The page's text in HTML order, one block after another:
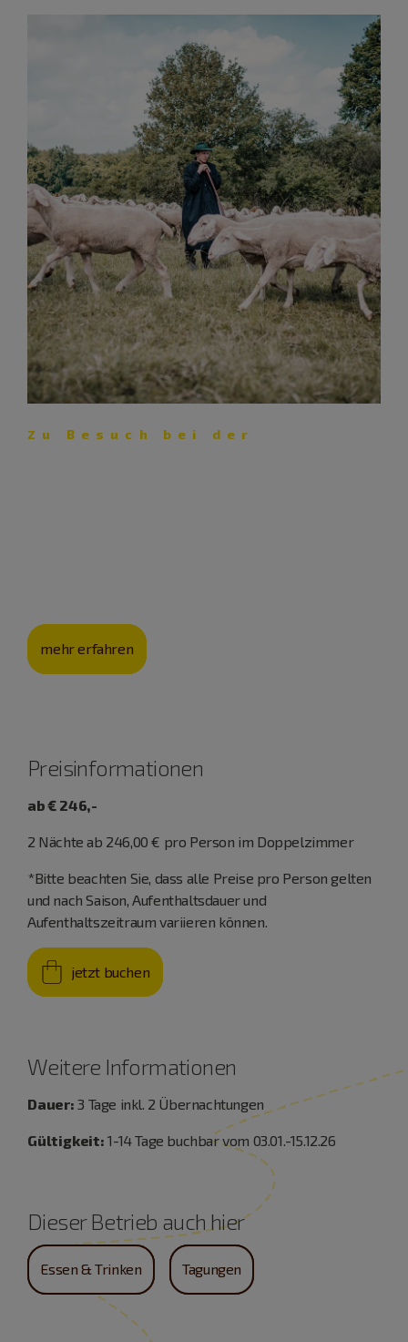
Zu Besuch bei der
mehr erfahren
Preisinformationen
ab € 246,-
2 Nächte ab 246,00 € pro Person im Doppelzimmer
*Bitte beachten Sie, dass alle Preise pro Person gelten
und nach Saison, Aufenthaltsdauer und
Aufenthaltszeitraum variieren können.
jetzt buchen
Weitere Informationen
Dauer: 3 Tage inkl. 2 Übernachtungen
Gültigkeit: 1-14 Tage buchbar vom 03.01.-15.12.26
Dieser Betrieb auch hier
Essen & Trinken Tagungen